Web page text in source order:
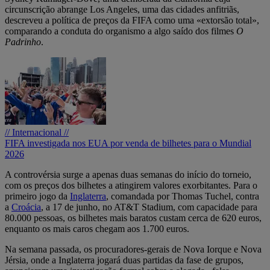
circunscrição abrange Los Angeles, uma das cidades anfitriãs,
descreveu a política de preços da FIFA como uma «extorsão total»,
comparando a conduta do organismo a algo saído dos filmes O
Padrinho.
// Internacional //
FIFA investigada nos EUA por venda de bilhetes para o Mundial
2026
A controvérsia surge a apenas duas semanas do início do torneio,
com os preços dos bilhetes a atingirem valores exorbitantes. Para o
primeiro jogo da Inglaterra, comandada por Thomas Tuchel, contra
a Croácia, a 17 de junho, no AT&T Stadium, com capacidade para
80.000 pessoas, os bilhetes mais baratos custam cerca de 620 euros,
enquanto os mais caros chegam aos 1.700 euros.
Na semana passada, os procuradores-gerais de Nova Iorque e Nova
Jérsia, onde a Inglaterra jogará duas partidas da fase de grupos,